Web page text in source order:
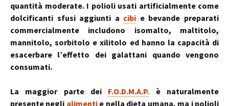
quantità moderate. I polioli usati artificialmente come
dolcificanti sfusi aggiunti a cibi e bevande preparati
commercialmente includono isomalto, maltitolo,
mannitolo, sorbitolo e xilitolo ed hanno la capacità di
esacerbare l’effetto dei galattani quando vengono
consumati.
La maggior parte dei F.O.D.M.A.P. è naturalmente
presente negli alimentie nella dieta umana, ma i polioli